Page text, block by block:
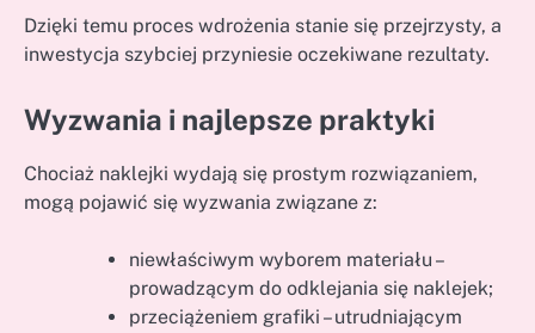
Dzięki temu proces wdrożenia stanie się przejrzysty, a
inwestycja szybciej przyniesie oczekiwane rezultaty.
Wyzwania i najlepsze praktyki
Chociaż naklejki wydają się prostym rozwiązaniem,
mogą pojawić się wyzwania związane z:
niewłaściwym wyborem materiału –
prowadzącym do odklejania się naklejek;
przeciążeniem grafiki – utrudniającym